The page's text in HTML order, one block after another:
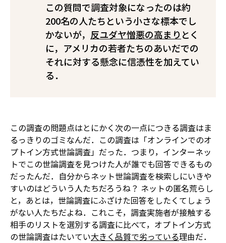
この質問で調査対象になったのは約
200名の人たちという小さな標本でし
かないが， 反ユダヤ憎悪の高まり ――とく
に，アメリカの若者たちのあいだでの
それ――に対する懸念に信憑性を加えてい
る．
この調査の問題点はとにかく次の一点につきる――調査はま
るっきりのゴミなんだ．この調査は「オンラインでのオ
プトイン方式世論調査」だった．つまり，インターネッ
トでこの世論調査を見つけた人が誰でも回答できるもの
だったんだ．自分からネット世論調査を検索しにいきや
すいのはどういう人たちだろうね？ ネットの匿名荒らし
と，あとは，世論調査にふざけた回答をしたくてしょう
がない人たちだよね．これこそ，調査実施者が接触する
相手のリストを選別する調査に比べて，オプトイン方式
の世論調査はたいてい大きく品質で劣っている理由だ．